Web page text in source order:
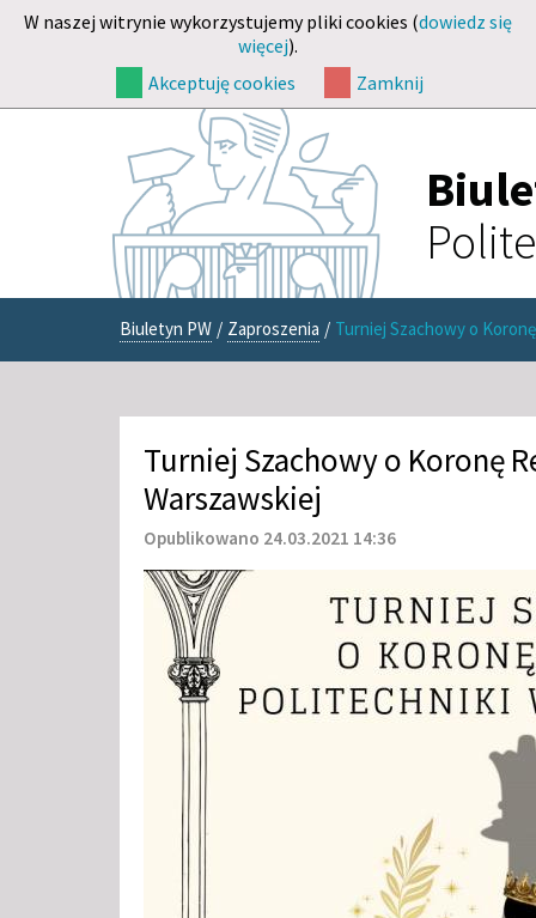
W naszej witrynie wykorzystujemy pliki cookies (dowiedz się
więcej).
Akceptuję cookies
Zamknij
Biuletyn PW / Zaproszenia / Turniej Szachowy o
Turniej Szachowy o Koronę
Warszawskiej
Opublikowano 24.03.2021 14:36